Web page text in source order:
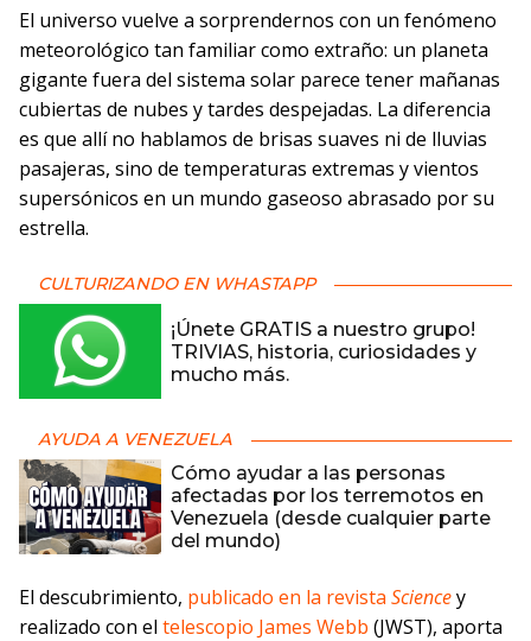
El universo vuelve a sorprendernos con un fenómeno
meteorológico tan familiar como extraño: un planeta
gigante fuera del sistema solar parece tener mañanas
cubiertas de nubes y tardes despejadas. La diferencia
es que allí no hablamos de brisas suaves ni de lluvias
pasajeras, sino de temperaturas extremas y vientos
supersónicos en un mundo gaseoso abrasado por su
estrella.
CULTURIZANDO EN WHASTAPP
¡Únete GRATIS a nuestro grupo!
TRIVIAS, historia, curiosidades y
mucho más.
AYUDA A VENEZUELA
Cómo ayudar a las personas
afectadas por los terremotos en
Venezuela (desde cualquier parte
del mundo)
El descubrimiento, publicado en la revista Sciencey
realizado con el telescopio James Webb (JWST), aporta